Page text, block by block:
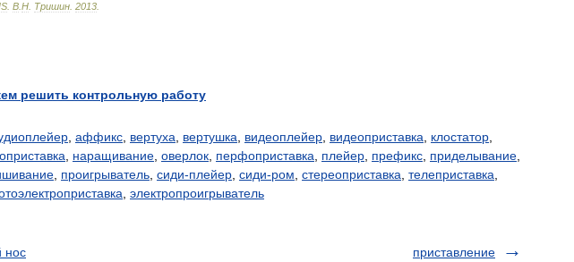
В Н Тришин 2013
решить контрольную работу
аффикс вертуха вертушка видеоплейер видеоприставка клостатор
наращивание оверлок перфоприставка плейер префикс приделывание
проигрыватель сиди-плейер сиди-ром стереоприставка телеприставка
электропроигрыватель
нос приставление